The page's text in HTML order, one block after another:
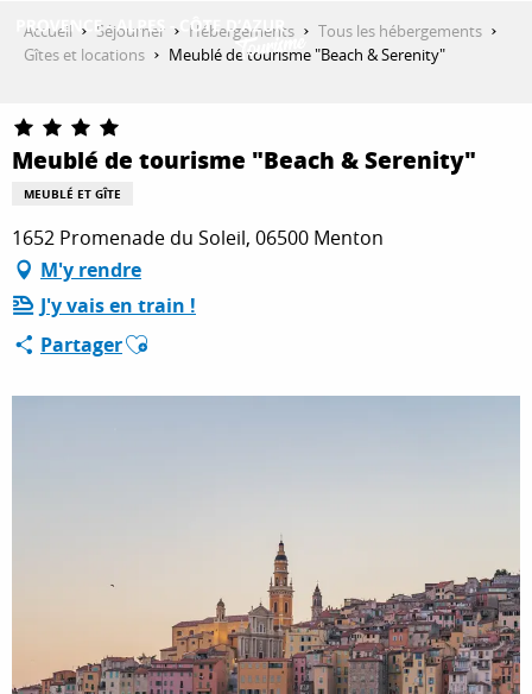
DÉCOUVRIR
QUE FAIRE ?
SÉJOURNER
ESPACE PRO
Accueil Séjourner Hébergements
Tous les hébergements
Gîtes et locations
Meublé de tourisme "Beach & Serenity"
Meublé de tourisme "Beach & Serenity"
MEUBLÉ ET GÎTE
1652 Promenade du Soleil, 06500 Menton
M'y rendre
J'y vais en train !
PartagerAjouter aux favoris